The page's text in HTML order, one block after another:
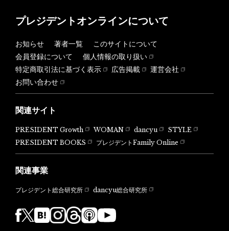
プレジデントオンラインについて
お知らせ 著者一覧
このサイトについて
会員登録について
個人情報の取り扱い
特定商取引法に基づく表示
広告掲載
運営会社
お問い合わせ
関連サイト
PRESIDENT Growth WOMAN dancyu
STYLE
PRESIDENT BOOKS
プレジデントFamily Online
関連事業
プレジデント総合研究所 dancyu総合研究所